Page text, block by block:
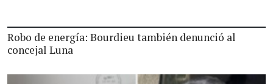
Robo de energía: Bourdieu también denunció al
concejal Luna